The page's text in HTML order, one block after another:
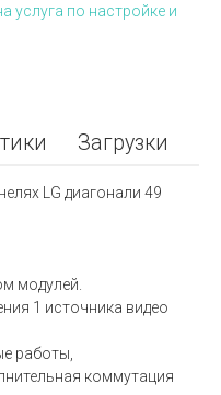
услуга по настройке и
Загрузки
LG диагонали 49
модулей.
1 источника видео
работы,
коммутация